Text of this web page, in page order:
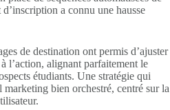
a connu une hausse
de destination ont permis d’ajuster
l’action, alignant parfaitement le
étudiants. Une stratégie qui
bien orchestré, centré sur la